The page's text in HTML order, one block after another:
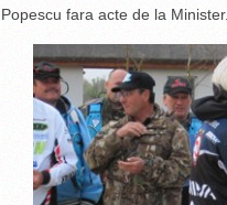
Popescu fara acte de la Minister.